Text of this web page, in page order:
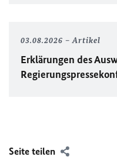
03.08.2026 Artikel
Erklärungen des
Seite teilen